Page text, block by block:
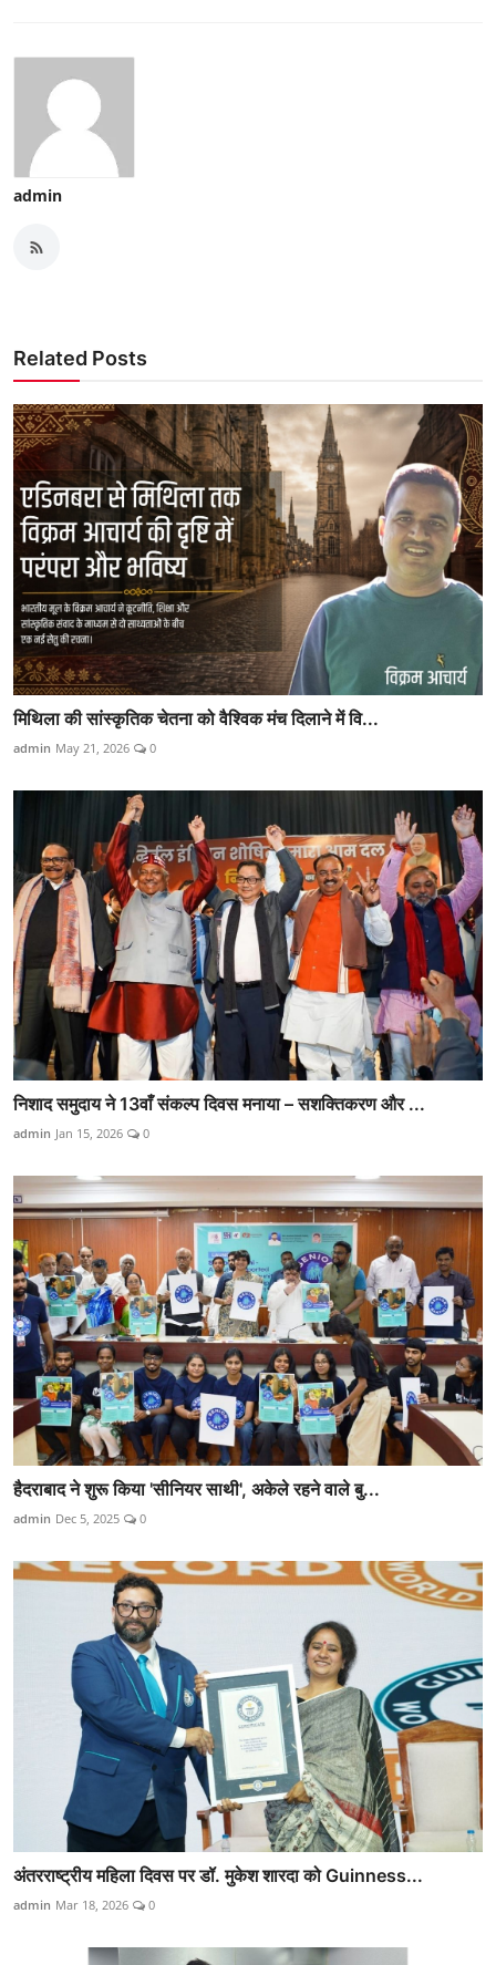
admin
Related Posts
मिथिला की सांस्कृतिक चेतना को वैश्विक मंच दिलाने में वि...
admin May 21, 2026 0
निशाद समुदाय ने 13वाँ संकल्प दिवस मनाया – सशक्तिकरण और ...
admin Jan 15, 2026 0
हैदराबाद ने शुरू किया 'सीनियर साथी', अकेले रहने वाले बु...
admin Dec 5, 2025 0
अंतरराष्ट्रीय महिला दिवस पर डॉ. मुकेश शारदा को Guinness...
admin Mar 18, 2026 0